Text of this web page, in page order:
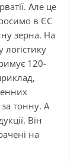
Але це
в ЄС
зерна. На
логістику
120-
тонну. А
Він
на